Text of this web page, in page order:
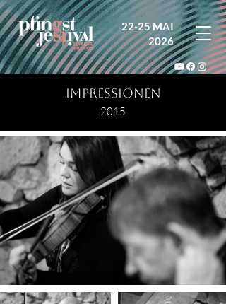
22-25 MAI
2026
IMPRESSIONEN
2015